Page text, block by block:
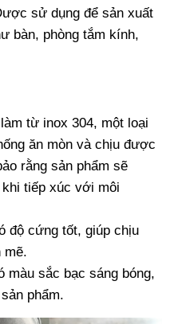
sử dụng để sản xuất
bàn, phòng tắm kính,
từ inox 304, một loại
ăn mòn và chịu được
rằng sản phẩm sẽ
tiếp xúc với môi
độ cứng tốt, giúp chịu
mẽ.
màu sắc bạc sáng bóng,
phẩm.